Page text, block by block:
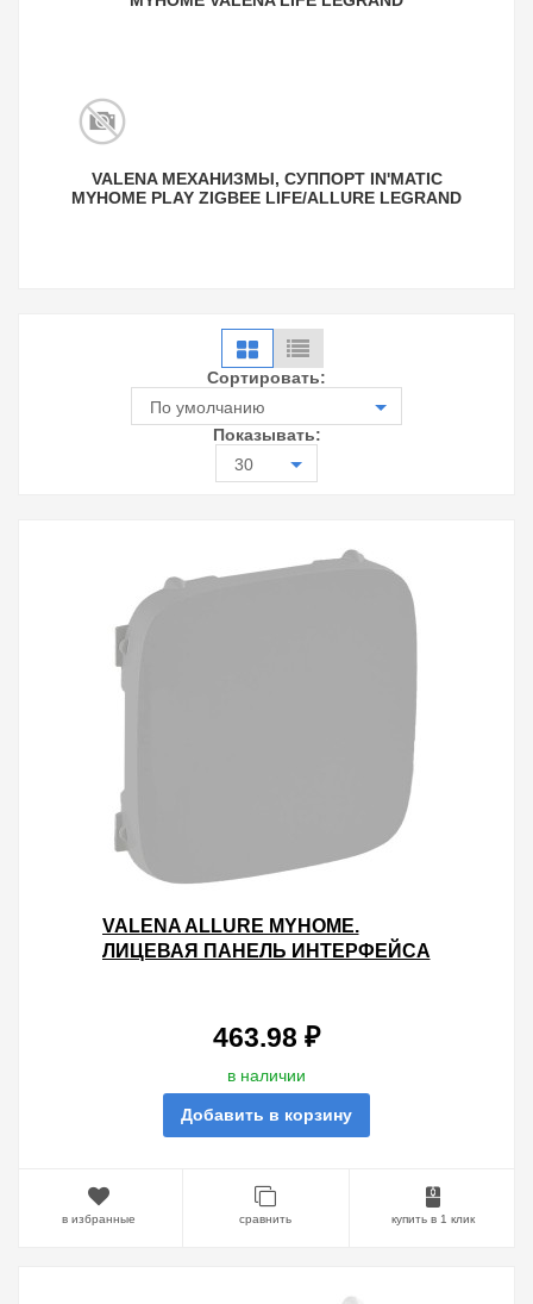
VALENA МЕХАНИЗМЫ, СУППОРТ IN'MATIC
MYHOME PLAY ZIGBEE LIFE/ALLURE LEGRAND
Сортировать:
По умолчанию
Показывать:
30
VALENA ALLURE MYHOME.
ЛИЦЕВАЯ ПАНЕЛЬ ИНТЕРФЕЙСА
463.98 ₽
в наличии
Добавить в корзину
в избранные сравнить купить в 1 клик